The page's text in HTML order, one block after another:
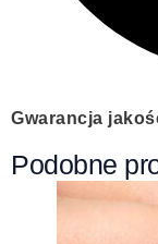
Gwarancja
Podobne